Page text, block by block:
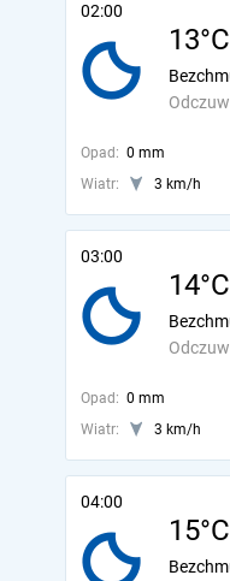
02:00
13°C
Opad: 0 mm
Wiatr:
3 km/h
03:00
14°C
Opad: 0 mm
Wiatr:
3 km/h
04:00
15°C